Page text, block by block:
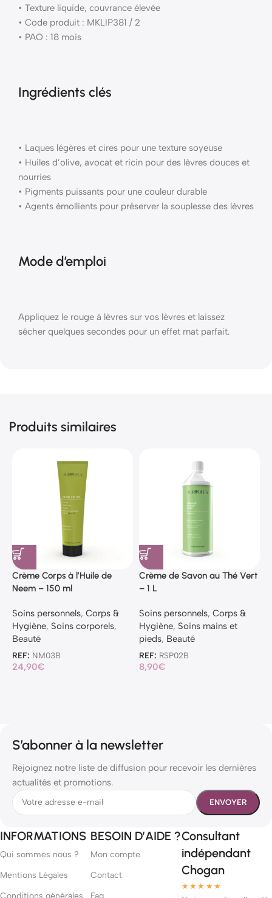
• Texture liquide, couvrance élevée
• Code produit : MKLIP381 / 2
• PAO : 18 mois
Ingrédients clés
• Laques légères et cires pour une texture soyeuse
• Huiles d’olive, avocat et ricin pour des lèvres douces et
nourries
• Pigments puissants pour une couleur durable
• Agents émollients pour préserver la souplesse des lèvres
Mode d’emploi
Appliquez le rouge à lèvres sur vos lèvres et laissez
sécher quelques secondes pour un effet mat parfait.
Produits similaires
Crème Corps à l’Huile de
Neem – 150 ml
Soins personnels, Corps &
Hygiène, Soins corporels,
Beauté
REF: NM03B
24,90€
Crème de Savon au Thé Vert
– 1 L
Soins personnels, Corps &
Hygiène, Soins mains et
pieds, Beauté
REF: RSP02B
8,90€
S’abonner à la newsletter
Rejoignez notre liste de diffusion pour recevoir les dernières
actualités et promotions.
INFORMATIONS
Qui sommes nous ?
Mentions Légales
Conditions générales
BESOIN D’AIDE ?
Mon compte
Contact
Faq
Consultant
indépendant
Chogan
★★★★★